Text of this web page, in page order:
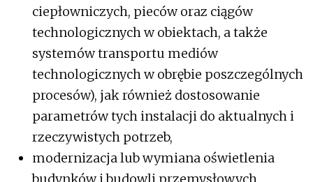
ciepłowniczych, pieców oraz ciągów
technologicznych w obiektach, a także
systemów transportu mediów
technologicznych w obrębie poszczególnych
procesów), jak również dostosowanie
parametrów tych instalacji do aktualnych i
rzeczywistych potrzeb,
modernizacja lub wymiana oświetlenia